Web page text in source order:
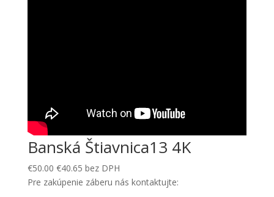
Banská Štiavnica13 4K
€50.00 €40.65 bez DPH
Pre zakúpenie záberu nás kontaktujte: